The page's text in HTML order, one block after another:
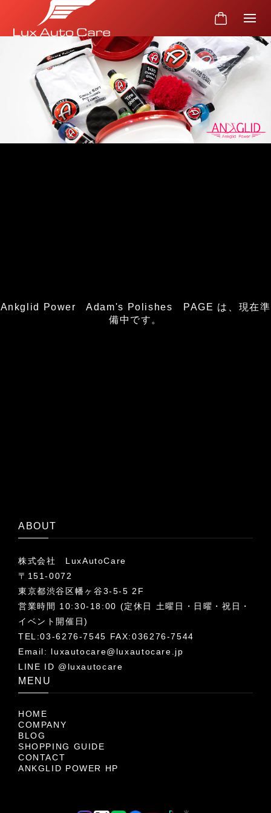
Ankglid Power Adam's Polishes PAGE は、現在準
備中です。
ABOUT
株式会社 LuxAutoCare
〒151-0072
東京都渋谷区幡ヶ谷3-5-5 2F
営業時間 10:30-18:00 (定休日 土曜日・日曜・祝日・
イベント開催日)
TEL:03-6276-7545 FAX:036276-7544
Email: luxautocare@luxautocare.jp
LINE ID @luxautocare
MENU
HOME
COMPANY
BLOG
SHOPPING GUIDE
CONTACT
ANKGLID POWER HP